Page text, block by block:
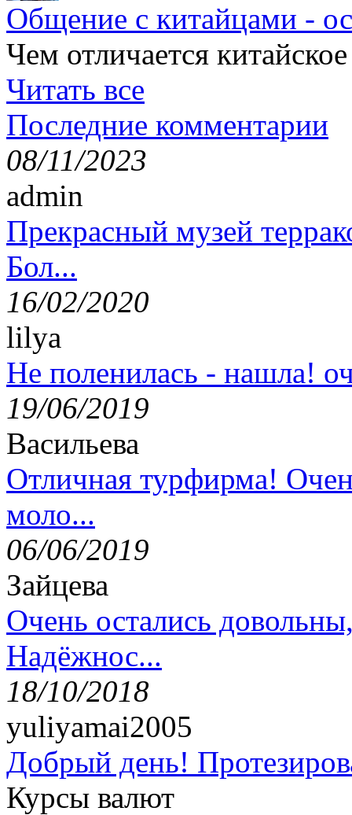
Общение с китайцами -
Чем отличается
Читать все
Последние комментарии
08/11/2023
admin
Прекрасный музей
Бол...
16/02/2020
lilya
Не поленилась - нашла!
19/06/2019
Васильева
Отличная турфирма!
моло...
06/06/2019
Зайцева
Очень остались
Надёжнос...
18/10/2018
yuliyamai2005
Добрый день!
Курсы валют